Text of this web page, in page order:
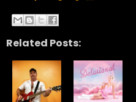
Related Posts: